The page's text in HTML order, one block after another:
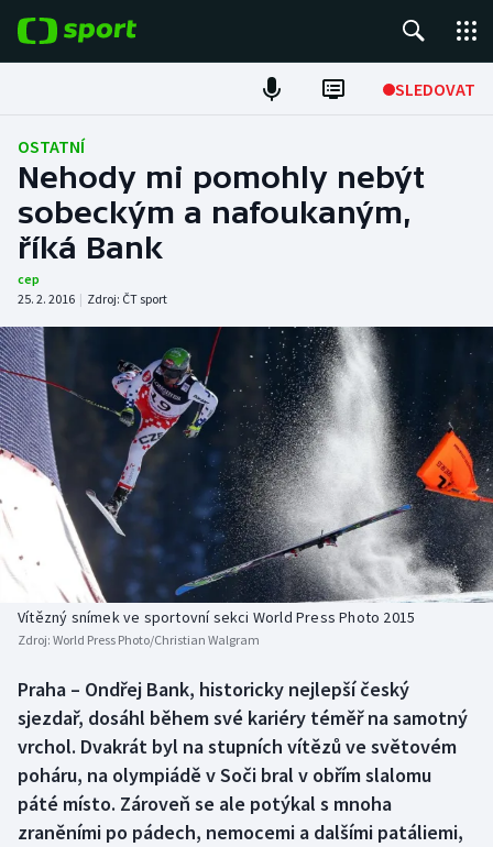
SLEDOVAT
Fotbal
Hokej
Tenis
Atletika
Cyklistika
DALŠÍ SPORTY
Americký fotbal
Baseball a softbal
Basketbal
Biatlon
Box
Curling
Dostihy
NEPŘEHLÉDNĚTE
Soutěže
Historické návraty
Aplikace ČT sport
OSTATNÍ
Nehody mi pomohly nebýt
sobeckým a nafoukaným,
říká Bank
cep
25. 2. 2016 | Zdroj: ČT sport
Vítězný snímek ve sportovní sekci World Press Photo 2015
Zdroj: World Press Photo/Christian Walgram
Praha – Ondřej Bank, historicky nejlepší český
sjezdař, dosáhl během své kariéry téměř na samotný
vrchol. Dvakrát byl na stupních vítězů ve světovém
poháru, na olympiádě v Soči bral v obřím slalomu
páté místo. Zároveň se ale potýkal s mnoha
zraněními po pádech, nemocemi a dalšími patáliemi,